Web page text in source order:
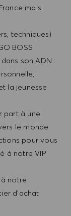
mais
techniques)
BOSS
son ADN :
la jeunesse
part à une
le monde.
pour vous
à notre VIP
notre
d’achat